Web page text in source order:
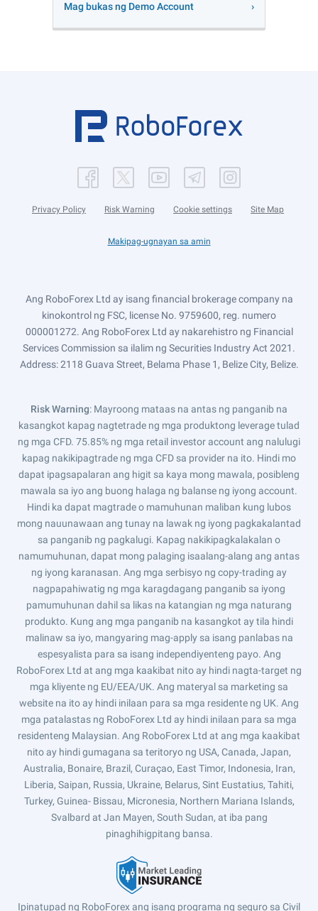
Mag bukas ng Demo Account
Privacy Policy Risk Warning Cookie settings Site Map
Makipag-ugnayan sa amin
Ang RoboForex Ltd ay isang financial brokerage company na
kinokontrol ng FSC, license No. 9759600, reg. numero
000001272. Ang RoboForex Ltd ay nakarehistro ng Financial
Services Commission sa ilalim ng Securities Industry Act 2021.
Address: 2118 Guava Street, Belama Phase 1, Belize City, Belize.
Risk Warning: Mayroong mataas na antas ng panganib na
kasangkot kapag nagtetrade ng mga produktong leverage tulad
ng mga CFD. 75.85% ng mga retail investor account ang nalulugi
kapag nakikipagtrade ng mga CFD sa provider na ito. Hindi mo
dapat ipagsapalaran ang higit sa kaya mong mawala, posibleng
mawala sa iyo ang buong halaga ng balanse ng iyong account.
Hindi ka dapat magtrade o mamuhunan maliban kung lubos
mong nauunawaan ang tunay na lawak ng iyong pagkakalantad
sa panganib ng pagkalugi. Kapag nakikipagkalakalan o
namumuhunan, dapat mong palaging isaalang-alang ang antas
ng iyong karanasan. Ang mga serbisyo ng copy-trading ay
nagpapahiwatig ng mga karagdagang panganib sa iyong
pamumuhunan dahil sa likas na katangian ng mga naturang
produkto. Kung ang mga panganib na kasangkot ay tila hindi
malinaw sa iyo, mangyaring mag-apply sa isang panlabas na
espesyalista para sa isang independiyenteng payo. Ang
RoboForex Ltd at ang mga kaakibat nito ay hindi nagta-target ng
mga kliyente ng EU/EEA/UK. Ang materyal sa marketing sa
website na ito ay hindi inilaan para sa mga residente ng UK. Ang
mga patalastas ng RoboForex Ltd ay hindi inilaan para sa mga
residenteng Malaysian. Ang RoboForex Ltd at ang mga kaakibat
nito ay hindi gumagana sa teritoryo ng USA, Canada, Japan,
Australia, Bonaire, Brazil, Curaçao, East Timor, Indonesia, Iran,
Liberia, Saipan, Russia, Ukraine, Belarus, Sint Eustatius, Tahiti,
Turkey, Guinea- Bissau, Micronesia, Northern Mariana Islands,
Svalbard at Jan Mayen, South Sudan, at iba pang
pinaghihigpitang bansa.
Ipinatupad ng RoboForex ang isang programa ng seguro sa Civil